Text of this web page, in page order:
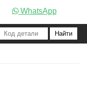
WhatsApp